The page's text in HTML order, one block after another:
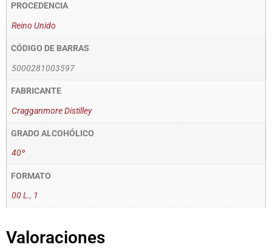
PROCEDENCIA
Reino Unido
CÓDIGO DE BARRAS
5000281003597
FABRICANTE
Cragganmore Distilley
GRADO ALCOHÓLICO
40º
FORMATO
00 L., 1
Valoraciones